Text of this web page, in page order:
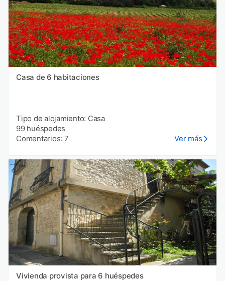
Casa de 6 habitaciones
Tipo de alojamiento: Casa
99 huéspedes
Comentarios: 7
Ver más
Vivienda provista para 6 huéspedes